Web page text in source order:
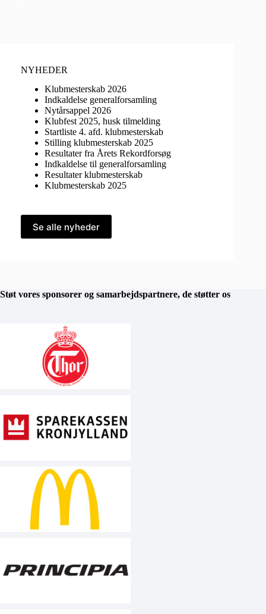
NYHEDER
Klubmesterskab 2026
Indkaldelse generalforsamling
Nytårsappel 2026
Klubfest 2025, husk tilmelding
Startliste 4. afd. klubmesterskab
Stilling klubmesterskab 2025
Resultater fra Årets Rekordforsøg
Indkaldelse til generalforsamling
Resultater klubmesterskab
Klubmesterskab 2025
Se alle nyheder
Støt vores sponsorer og samarbejdspartnere, de støtter os